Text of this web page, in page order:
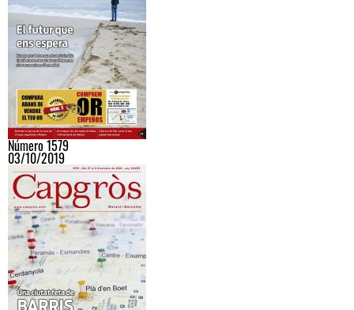
Número 1579
03/10/2019